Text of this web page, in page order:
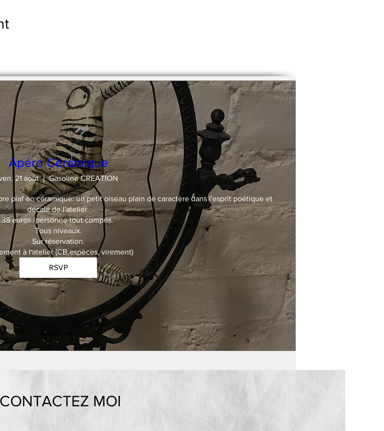
Apéro Céramique
21 août Gasoline CREATION
piaf en céramique: un petit oiseau plain de caractère dans l'esprit poétique et
décalé de l'atelier.
35 euros /personne tout compris.
Tous niveaux.
Sur réservation.
à l'atelier (CB,espèces, virement)
RSVP
CONTACTEZ MOI